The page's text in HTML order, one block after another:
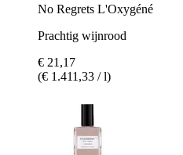
No Regrets L'Oxygéné
Prachtig wijnrood
€ 21,17
(€ 1.411,33 / l)